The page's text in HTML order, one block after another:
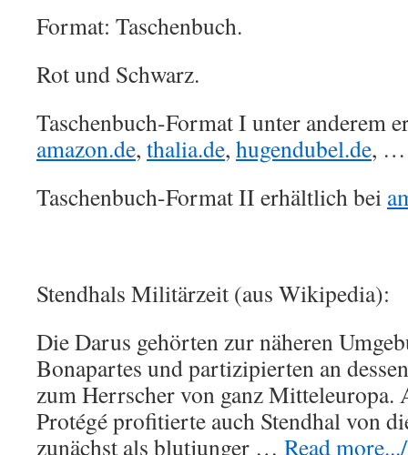
Format: Taschenbuch.
Rot und Schwarz.
Taschenbuch-Format I unter anderem
amazon.de, thalia.de, hugendubel.de, …
Taschenbuch-Format II erhältlich bei
Stendhals Militärzeit (aus Wikipedia):
Die Darus gehörten zur näheren
Bonapartes und partizipierten an
zum Herrscher von ganz Mitteleuropa.
Protégé profitierte auch Stendhal von
zunächst als blutjunger … Read